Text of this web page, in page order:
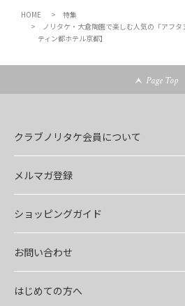
HOME
特集
ノリタケ・大倉陶園で楽しむ人気の「アフ
ティン都ホテル京都】
Page Top
クラブノリタケ会員について
メルマガ登録
ショッピングガイド
お問い合わせ
はじめての方へ